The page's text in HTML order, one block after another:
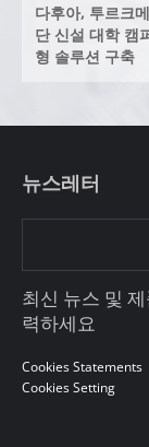
다후아, 투르크
단 신설 대학 캠
형 솔루션 구축
뉴스레터
최신 뉴스 및
력하세요
Cookies Statements
Cookies Setting